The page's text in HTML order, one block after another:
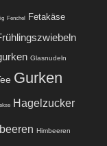
Fenchel Fetakäse
Glasnudeln
Gurken
Hagelzucker
Himbeeren